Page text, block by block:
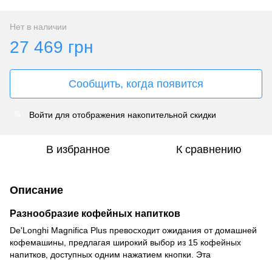
Нет в наличии
27 469 грн
Сообщить, когда появится
Войти для отображения накопительной скидки
В избранное К сравнению
Описание
Разнообразие кофейных напитков
De'Longhi Magnifica Plus превосходит ожидания от домашней
кофемашины, предлагая широкий выбор из 15 кофейных
напитков, доступных одним нажатием кнопки. Эта